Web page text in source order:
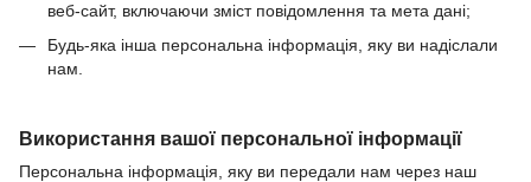
веб-сайт, включаючи зміст повідомлення та мета дані;
Будь-яка інша персональна інформація, яку ви надіслали
нам.
Використання вашої персональної інформації
Персональна інформація, яку ви передали нам через наш